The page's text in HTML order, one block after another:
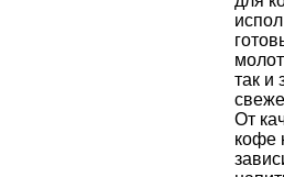
так и
От
кофе